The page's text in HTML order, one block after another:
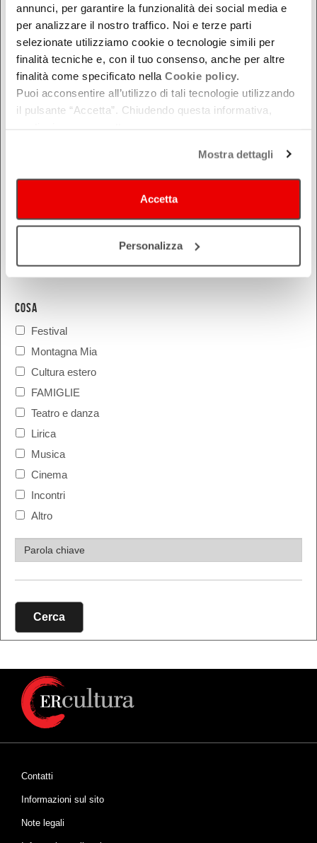
annunci, per garantire la funzionalità dei social media e
per analizzare il nostro traffico. Noi e terze parti
selezionate utilizziamo cookie o tecnologie simili per
finalità tecniche e, con il tuo consenso, anche per altre
finalità come specificato nella Cookie policy.
Puoi acconsentire all’utilizzo di tali tecnologie utilizzando
il pulsante “Accetta”. Chiudendo questa informativa,
Mostra dettagli
Accetta
Personalizza
Bologna
Ferrara
Forlì-Cesena
Modena
Parma
Rimini
COSA
Festival
Montagna Mia
Cultura estero
FAMIGLIE
Teatro e danza
Lirica
Musica
Cinema
Incontri
Altro
Cerca
Contatti
Informazioni sul sito
Note legali